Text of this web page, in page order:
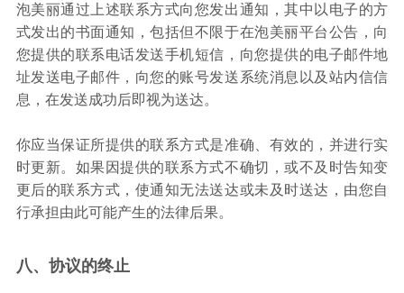
泡美丽通过上述联系方式向您发出通知，其中以电子的方
式发出的书面通知，包括但不限于在泡美丽平台公告，向
您提供的联系电话发送手机短信，向您提供的电子邮件地
址发送电子邮件，向您的账号发送系统消息以及站内信信
息，在发送成功后即视为送达。
你应当保证所提供的联系方式是准确、有效的，并进行实
时更新。如果因提供的联系方式不确切，或不及时告知变
更后的联系方式，使通知无法送达或未及时送达，由您自
行承担由此可能产生的法律后果。
八、协议的终止